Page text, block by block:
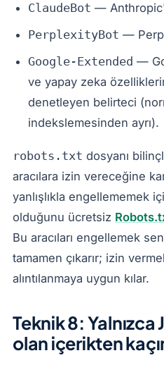
ClaudeBot —
PerplexityBot —
Google-Extended —
ve yapay zeka
denetleyen belirteci
indekslemesinden ayrı).
robots.txt dosyanı
aracılara izin vereceğine
yanlışlıkla engellememek
olduğunu ücretsiz
Bu aracıları engellemek
tamamen çıkarır; izin
alıntılanmaya uygun kılar.
Teknik 8:
olan içerikten